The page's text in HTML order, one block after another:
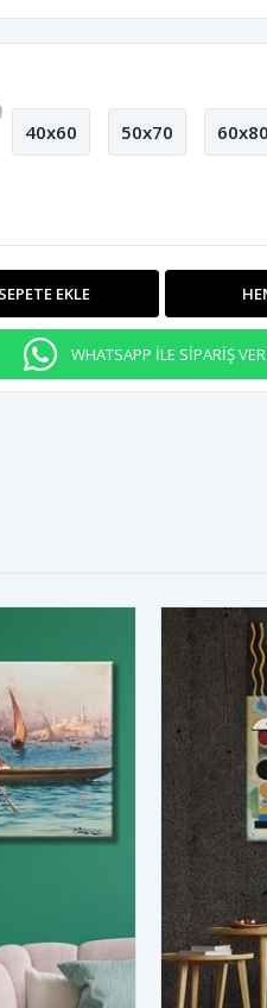
40x60 50x70 60x80
SEPETE EKLE
WHATSAPP İLE SİPARİŞ VER